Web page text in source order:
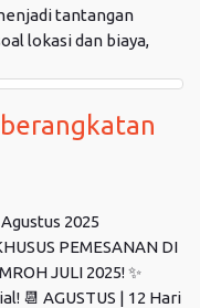
tantangan
lokasi dan biaya,
2025
PEMESANAN DI
JULI 2025! ✨
📆 AGUSTUS | 12 Hari